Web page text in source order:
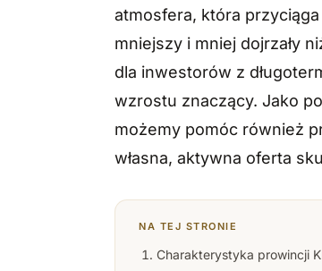
atmosfera, która
mniejszy i mniej dojrzały
dla inwestorów z
wzrostu znaczący. Jako
możemy pomóc również
własna, aktywna oferta
NA TEJ STRONIE
Charakterystyka prowincji